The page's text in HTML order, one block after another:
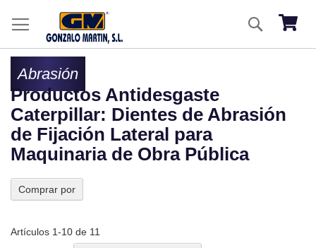
Mi
Buscar
Abrasión
Productos Antidesgaste
Caterpillar: Dientes de Abrasión
de Fijación Lateral para
Maquinaria de Obra Pública
Artículos 1-10 de 11
Comprar por